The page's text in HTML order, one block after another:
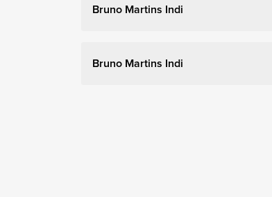
Bruno Martins Indi
Bruno Martins Indi